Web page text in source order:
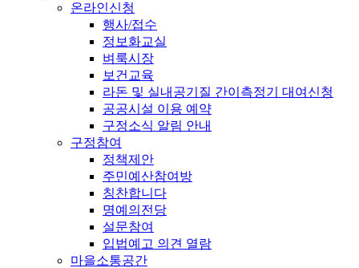
온라인신청
행사/접수
정보화교실
벼룩시장
보건교육
라돈 및 실내공기질 간이측정기 대여신청
공공시설 이용 예약
구정소식 알림 안내
구정참여
정책제안
주민예산참여방
칭찬합니다
명예의전당
설문참여
입법예고 의견 열람
마을소통공간